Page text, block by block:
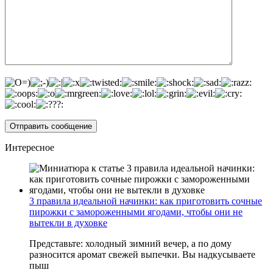
Интересное
3 правила идеальной начинки: как приготовить сочные
пирожки с замороженными ягодами, чтобы они не
вытекли в духовке
Представьте: холодный зимний вечер, а по дому
разносится аромат свежей выпечки. Вы надкусываете
пыш